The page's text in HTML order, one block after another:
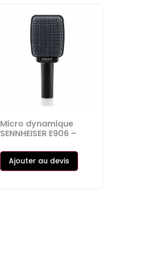
Micro dynamique
SENNHEISER E906 –
Ajouter au devis